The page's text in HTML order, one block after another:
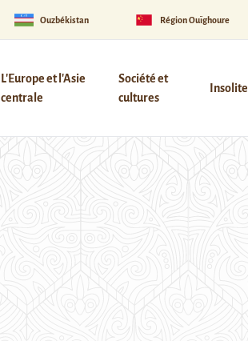
Ouzbékistan Région Ouïghoure
L'Europe et l'Asie
centrale
Société et
cultures
Insolite